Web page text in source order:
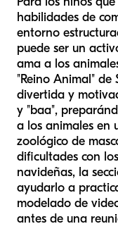
habilidades de
entorno
puede ser un
ama a los
"Reino Animal" de
divertida y
y "baa",
a los animales en
zoológico de
dificultades con
navideñas, la
ayudarlo a
modelado de
antes de una